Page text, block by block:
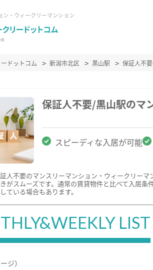
・ウィークリーマンション
ドットコム 新潟市北区 黒山駅 保証人不
保証人不要/黒山駅のマ
スピーディな入居が可能
人不要のマンスリーマンション・ウィークリー
がスムーズです。通常の賃貸物件と比べて入居
ている場合もあります。
LIST
ジ）